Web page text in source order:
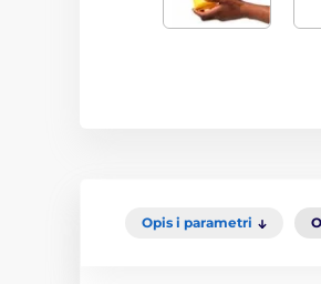
Opis i parametri